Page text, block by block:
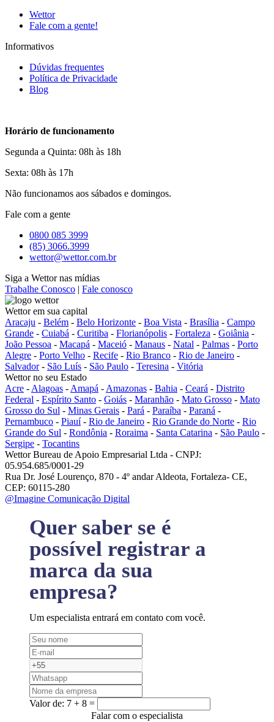
Wettor
Fale com a gente!
Informativos
Dúvidas frequentes
Política de Privacidade
Blog
Horário de funcionamento
Segunda a Quinta: 08h às 18h
Sexta: 08h às 17h
Não funcionamos aos sábados e domingos.
Fale com a gente
0800 085 3999
(85) 3066.3999
wettor@wettor.com.br
Siga a Wettor nas mídias
Trabalhe Conosco | Fale conosco
Wettor em sua capital
Aracaju - Belém - Belo Horizonte - Boa Vista - Brasília - Campo
Grande - Cuiabá - Curitiba - Florianópolis - Fortaleza - Goiânia -
João Pessoa - Macapá - Maceió - Manaus - Natal - Palmas - Porto
Alegre - Porto Velho - Recife - Rio Branco - Rio de Janeiro -
Salvador- São Luís - São Paulo - Teresina - Vitória
Wettor no seu Estado
Acre - Alagoas - Amapá - Amazonas - Bahia - Ceará - Distrito
Federal - Espírito Santo - Goiás - Maranhão - Mato Grosso - Mato
Grosso do Sul - Minas Gerais - Pará - Paraíba - Paraná -
Pernambuco - Piauí- Rio de Janeiro - Rio Grande do Norte - Rio
Grande do Sul - Rondônia - Roraima - Santa Catarina - São Paulo -
Sergipe - Tocantins
Wettor Bureau de Apoio Empresarial Ltda - CNPJ:
05.954.685/0001-29
Rua Dr. José Lourenço, 870 - 4º andar Aldeota, Fortaleza- CE,
CEP: 60115-280
@Imagine Comunicação Digital
Quer saber se é
possível registrar a
marca da sua
empresa?
Um especialista entrará em contato com você.
Valor de: 7 + 8 =
Falar com o especialista